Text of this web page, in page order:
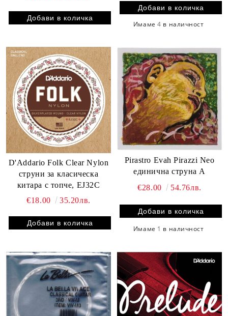
Имаме4 в наличност
D'Addario Folk Clear Nylon
струни за класическа
китара с топче, EJ32C
€18.00
35.20лв.
Pirastro Evah Pirazzi Neo
единична струна A
€28.00
54.76лв.
Имаме 1 в наличност